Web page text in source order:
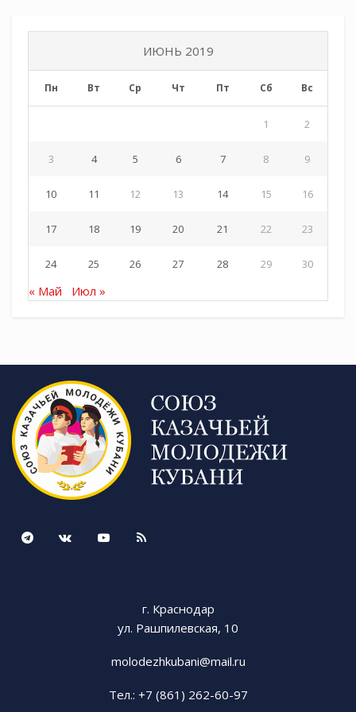
телевизионной журналистикой, претворять в
жизнь проекты, направленные на сохранение
и популяризацию истории, культуры и
традиций кубанского казачества. В рамках
пять передач казачьей тематики.
Татьяна Винниченко
ИЮНЬ 2019
Пн Вт Ср Чт Пт Сб Вс
1 2
3 4 5 6 7 8 9
10 11 12 13 14 15 16
17 18 19 20 21 22 23
24 25 26 27 28 29 30
« Май Июл »
г. Краснодар
ул. Рашпилевская, 10
molodezhkubani@mail.ru
Тел.: +7 (861) 262-60-97